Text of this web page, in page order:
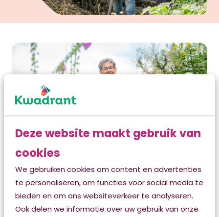
Deze website maakt gebruik van
cookies
We gebruiken cookies om content en advertenties
te personaliseren, om functies voor social media te
bieden en om ons websiteverkeer te analyseren.
Ook delen we informatie over uw gebruik van onze
Pashouder worden